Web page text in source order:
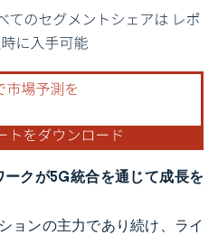
はCC BY 4.0の表示が必要です。
クが5G統合を通じて成長を
ョンの主力であり続け、ライ